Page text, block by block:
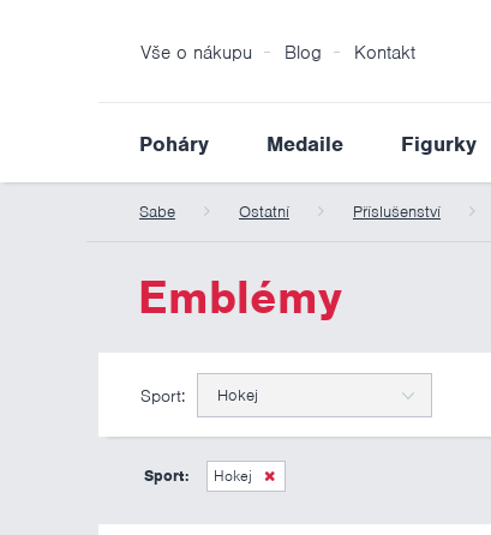
Vše o nákupu Blog Kontakt
Poháry Medaile Figurky
Sabe Ostatní Příslušenství
Emblémy
Sport: Hokej
Sport: Hokej